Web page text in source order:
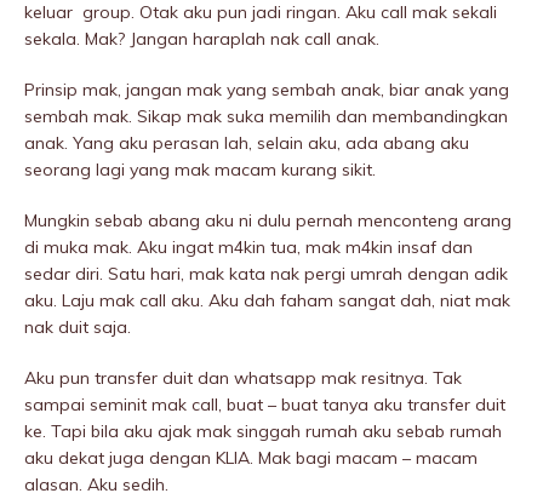
keluar group. Otak aku pun jadi ringan. Aku call mak sekali
sekala. Mak? Jangan haraplah nak call anak.
Prinsip mak, jangan mak yang sembah anak, biar anak yang
sembah mak. Sikap mak suka memilih dan membandingkan
anak. Yang aku perasan lah, selain aku, ada abang aku
seorang lagi yang mak macam kurang sikit.
Mungkin sebab abang aku ni dulu pernah menconteng arang
di muka mak. Aku ingat m4kin tua, mak m4kin insaf dan
sedar diri. Satu hari, mak kata nak pergi umrah dengan adik
aku. Laju mak call aku. Aku dah faham sangat dah, niat mak
nak duit saja.
Aku pun transfer duit dan whatsapp mak resitnya. Tak
sampai seminit mak call, buat – buat tanya aku transfer duit
ke. Tapi bila aku ajak mak singgah rumah aku sebab rumah
aku dekat juga dengan KLIA. Mak bagi macam – macam
alasan. Aku sedih.